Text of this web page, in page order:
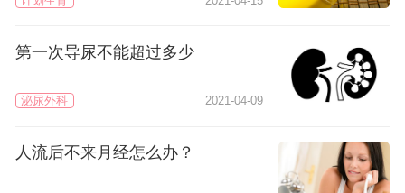
第一次导尿不能超过多少
泌尿外科 2021-04-09
人流后不来月经怎么办？